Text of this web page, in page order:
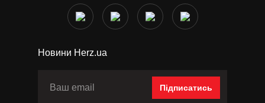
Новини Herz.ua
Підписатись